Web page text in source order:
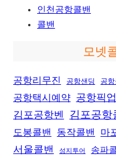
인천공항콜밴
콜밴
모넷
공항리무진 공항샌딩 공
공항택시예약 공항픽업
김포공항벤 김포공항
도봉콜밴 동작콜밴 마
서울콜밴 성지투어 송파